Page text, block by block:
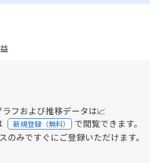
ラフおよび推移データは📈
新規登録（無料） で閲覧できます。
のみですぐにご登録いただけます。